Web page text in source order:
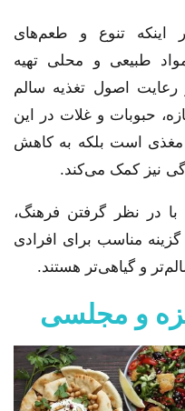
اینکه تنوع و طعم‌های
مواد طبیعی و محلی تهیه
اصول تغذیه سالم
حبوبات و غلات در این
مغذی است بلکه به کاهش
نیز کمک می‌کند.
با در نظر گرفتن فرهنگ،
مناسب برای افرادی
و گیاهی‌تر هستند.
و مجلسی